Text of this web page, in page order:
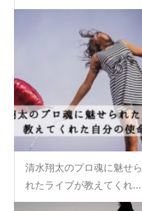
清水翔太のプロ魂に魅せら
れたライブが教えてくれ...